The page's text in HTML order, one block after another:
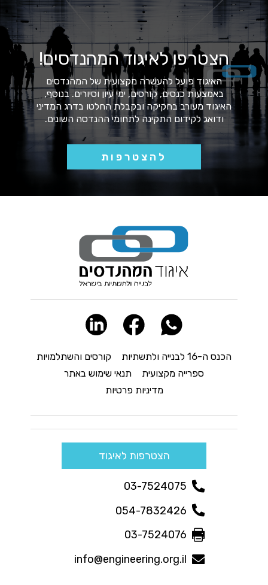
הצטרפו לאיגוד המהנדסים!
האיגוד פועל להעשרה מקצועית של המהנדסים
באמצעות כנסים, קורסים, ימי עיון וסיורים. בנוסף,
האיגוד מעורב בחקיקה ובקבלת החלטו בדרג המדיני
ודואג לקידום התקינה לתחומי ההנדסה השונים.
להצטרפות
הכנס ה-16 לבנייה ולתשתיות
קורסים והשתלמויות
ספרייה מקצועית
תנאי שימוש באתר
מדיניות פרטיות
הצטרפות לאיגוד
03-7524075
054-7832426
03-7524076
info@engineering.org.il